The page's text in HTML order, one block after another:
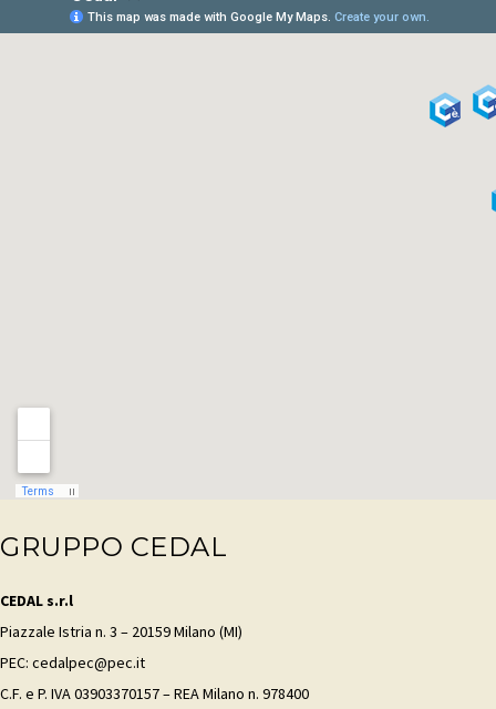
GRUPPO CEDAL
CEDAL s.r.l
Piazzale Istria n. 3 – 20159 Milano (MI)
PEC: cedalpec@pec.it
C.F. e P. IVA 03903370157 – REA Milano n. 978400